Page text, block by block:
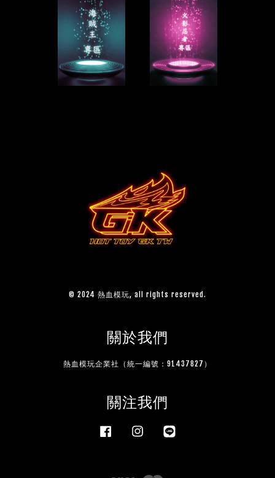
© 2024 熱血模玩, all rights reserved.
關於我們
熱血模玩企業社（統一編號：91437827）
關注我們
Facebook Instagram